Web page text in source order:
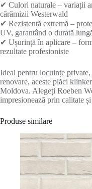
✔ Culori naturale – variații
cărămizii Westerwald
✔ Rezistență extremă –
UV, garantând o durată
✔ Ușurință în aplicare –
rezultate profesioniste
Ideal pentru locuințe
renovare, aceste plăci
Moldova. Alegeți Roeben
impresionează prin calitate
Produse similare